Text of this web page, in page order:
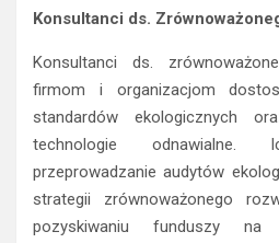
Konsultanci ds.
Konsultanci ds.
firmom i organizacjom
standardów ekologicznych
technologie
przeprowadzanie audytów
strategii zrównoważonego
pozyskiwaniu funduszy